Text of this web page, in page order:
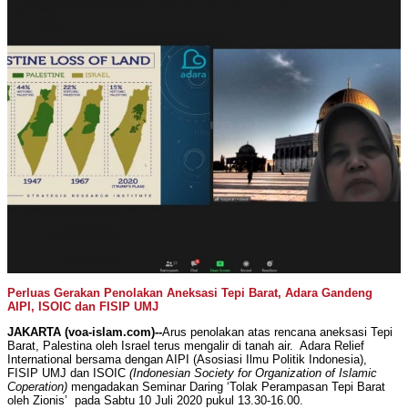
Perluas Gerakan Penolakan Aneksasi Tepi Barat, Adara Gandeng
AIPI, ISOIC dan FISIP UMJ
JAKARTA (voa-islam.com)--Arus penolakan atas rencana aneksasi Tepi
Barat, Palestina oleh Israel terus mengalir di tanah air. Adara Relief
International bersama dengan AIPI (Asosiasi Ilmu Politik Indonesia),
FISIP UMJ dan ISOIC (Indonesian Society for Organization of Islamic
Coperation) mengadakan Seminar Daring ‘Tolak Perampasan Tepi Barat
oleh Zionis’ pada Sabtu 10 Juli 2020 pukul 13.30-16.00.